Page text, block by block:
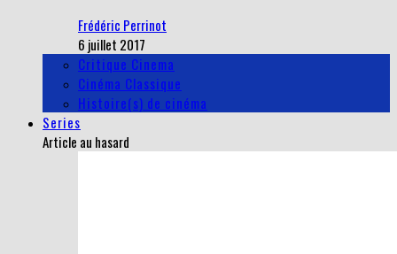
Frédéric Perrinot
6 juillet 2017
Critique Cinema
Cinéma Classique
Histoire(s) de cinéma
Series
Article au hasard